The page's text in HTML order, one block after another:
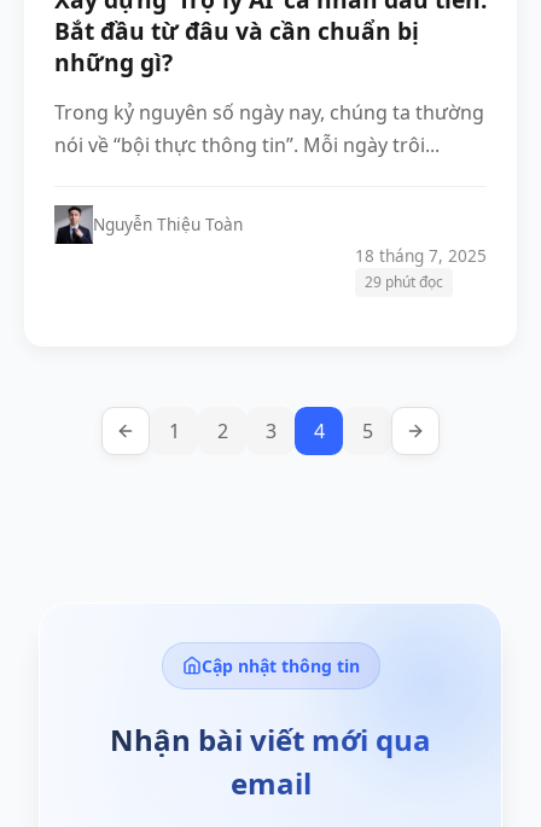
Bắt đầu từ đâu và cần chuẩn bị
những gì?
Trong kỷ nguyên số ngày nay, chúng ta thường
nói về “bội thực thông tin”. Mỗi ngày trôi...
Nguyễn Thiệu Toàn
18 tháng 7, 2025
29 phút đọc
1 2 3 4 5
Cập nhật thông tin
Nhận bài viết mới qua
email